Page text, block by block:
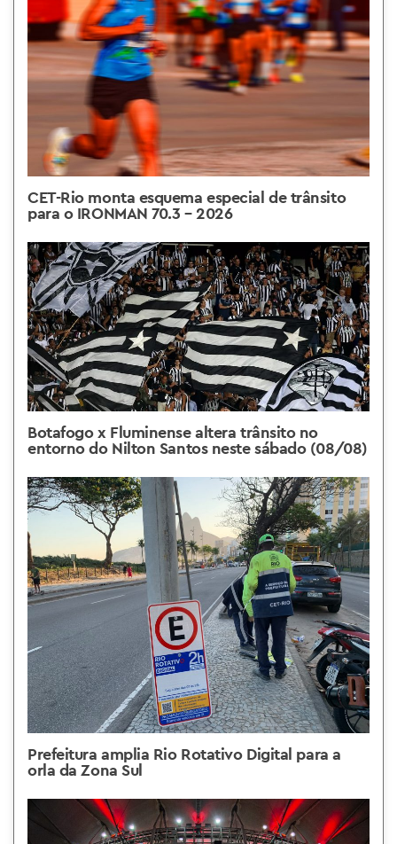
CET-Rio monta esquema especial de trânsito
para o IRONMAN 70.3 – 2026
Botafogo x Fluminense altera trânsito no
entorno do Nilton Santos neste sábado (08/08)
Prefeitura amplia Rio Rotativo Digital para a
orla da Zona Sul